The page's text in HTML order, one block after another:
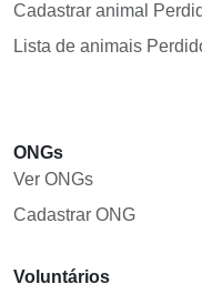
Cadastrar animal
Lista de animais
ONGs
Ver ONGs
Cadastrar ONG
Voluntários